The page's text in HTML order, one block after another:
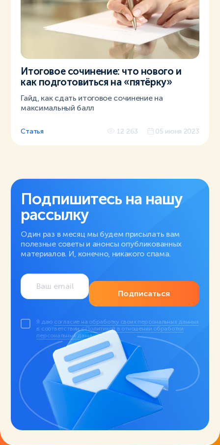
Итоговое сочинение: что нового и
как подготовиться на «пятёрку»
Гайд, как сдать итоговое сочинение на
максимальный балл
Статья 12 263 05 июня 2023
Подпишитесь на нашу
рассылку
Один раз в месяц мы будем присылать вам
полезные советы и анонсы опубликованных
материалов. И, конечно, никакого спама.
Подписаться
Я даю согласие на обработку своих персональных данных
в соответствии сПолитикой в отношении обработки
персональных данных.